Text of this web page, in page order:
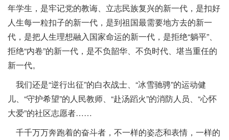
年学生，是牢记党的教诲、立志民族复兴的新一代，是扣好
人生每一粒扣子的新一代，是到祖国最需要地方去的新一
代，是把人生理想融入国家命运的新一代，是拒绝“躺平”、
拒绝“内卷”的新一代，是不负韶华、不负时代、堪当重任的
新一代。
我们还是“逆行出征”的白衣战士、“冰雪驰骋”的运动健
儿、“守护希望”的人民教师、“赴汤蹈火”的消防人员、“心怀
大爱”的社区志愿者……
千千万万奔跑着的奋斗者，不一样的姿态和表情，一样的